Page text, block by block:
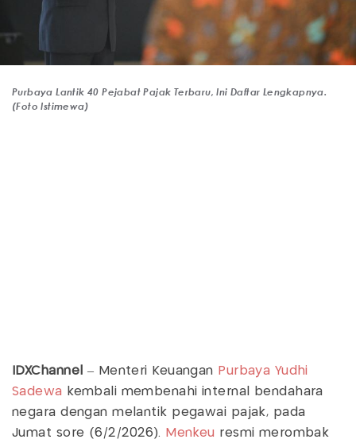
Purbaya Lantik 40 Pejabat Pajak Terbaru, Ini Daftar Lengkapnya.
(Foto Istimewa)
IDXChannel – Menteri Keuangan Purbaya Yudhi
Sadewa
kembali membenahi internal bendahara
negara dengan melantik pegawai pajak, pada
Jumat sore (6/2/2026).
Menkeu resmi merombak